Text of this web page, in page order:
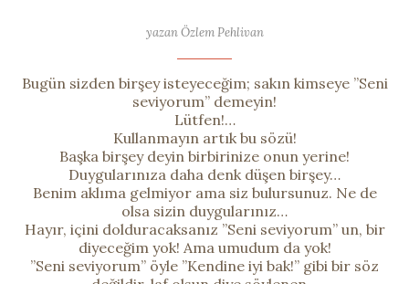
yazan Özlem Pehlivan
Bugün sizden birşey isteyeceğim; sakın kimseye ”Seni
seviyorum” demeyin!
Lütfen!…
Kullanmayın artık bu sözü!
Başka birşey deyin birbirinize onun yerine!
Duygularınıza daha denk düşen birşey…
Benim aklıma gelmiyor ama siz bulursunuz. Ne de
olsa sizin duygularınız…
Hayır, içini dolduracaksanız ”Seni seviyorum” un, bir
diyeceğim yok! Ama umudum da yok!
”Seni seviyorum” öyle ”Kendine iyi bak!” gibi bir söz